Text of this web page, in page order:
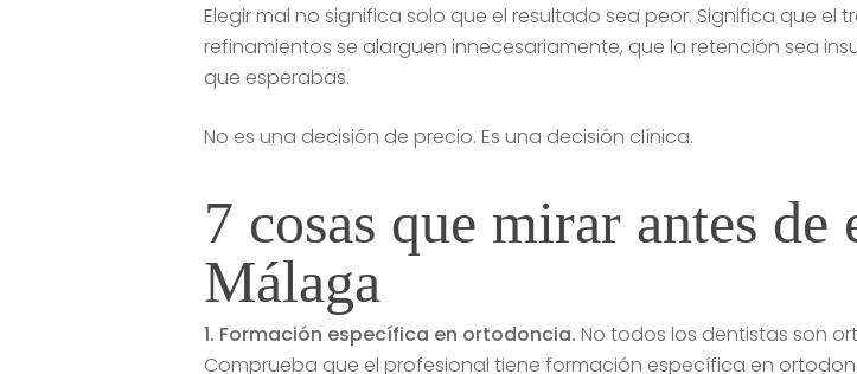
Elegir mal no significa solo que el resultado sea peor. Significa que
refinamientos se alarguen innecesariamente, que la retención sea
que esperabas.
No es una decisión de precio. Es una decisión clínica.
7 cosas que mirar antes
Málaga
1. Formación específica en ortodoncia. No todos los dentistas son
Comprueba que el profesional tiene formación específica en